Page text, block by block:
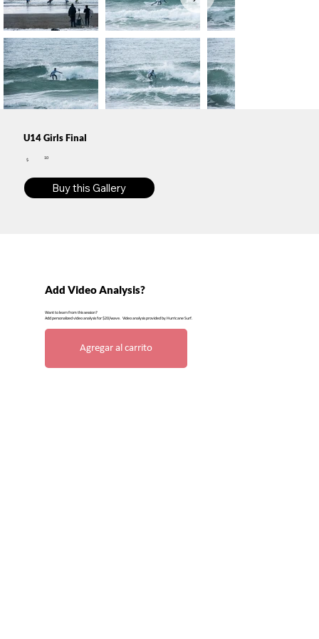
U14 Girls Final
$
10
Buy this Gallery
Add Video Analysis?
Want to learn from this session?
Add personalized video analysis for $20/wave. Video analysis provided by Hurricane Surf.
Agregar al carrito